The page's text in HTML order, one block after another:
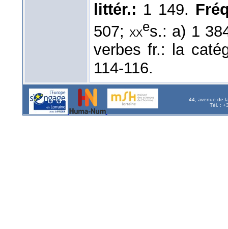
littér.: 1 149.
507;xxes.: a) 1
verbes fr.: la
114-116.
44, avenue de
Tél. :